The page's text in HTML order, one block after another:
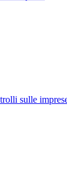
sulle